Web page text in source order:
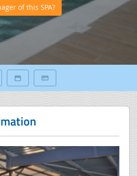
of this SPA?